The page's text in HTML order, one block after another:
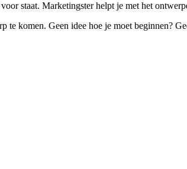
staat. Marketingster helpt je met het
komen. Geen idee hoe je moet beginnen?